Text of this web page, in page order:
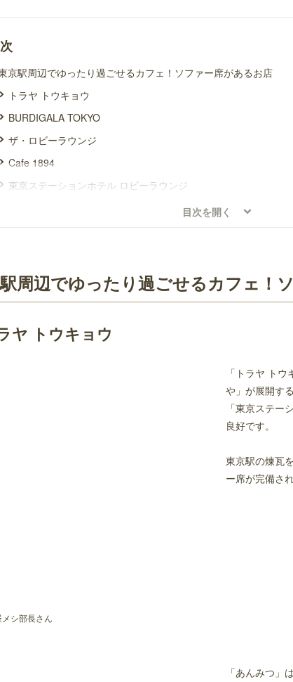
京駅周辺でゆったり過ごせるカフェ！ソファー席があるお店
トラヤ トウキョウ
BURDIGALA TOKYO
ザ・ロビーラウンジ
Cafe 1894
東京ステーションホテル ロビーラウンジ
ブルディガラカフェ 大丸東京店
京駅周辺でゆったり過ごせるカフェ！カップルシートがあるお店
cafe VAVA
アナログ八重洲
東京駅周辺でゆったり過ごせるカフェ！席が広いお店
目次を開く
周辺でゆったり過ごせるカフェ！
ヤ トウキョウ
メシ部長さん
「トラヤ ト
や」が展開す
「東京ステー
良好です。
東京駅の煉瓦
ー席が完備さ
「あんみつ」